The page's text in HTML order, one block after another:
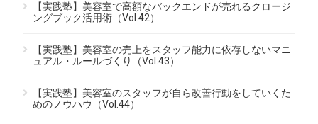
【実践塾】美容室で高額なバックエンドが売れるクロージ
ングブック活用術（Vol.42）
【実践塾】美容室の売上をスタッフ能力に依存しないマニ
ュアル・ルールづくり（Vol.43）
【実践塾】美容室のスタッフが自ら改善行動をしていくた
めのノウハウ（Vol.44）